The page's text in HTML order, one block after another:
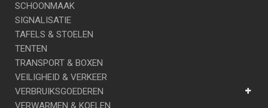
SCHOONMAAK
SIGNALISATIE
TAFELS & STOELEN
TENTEN
TRANSPORT & BOXEN
VEILIGHEID & VERKEER
VERBRUIKSGOEDEREN
VERWARMEN & KOELEN